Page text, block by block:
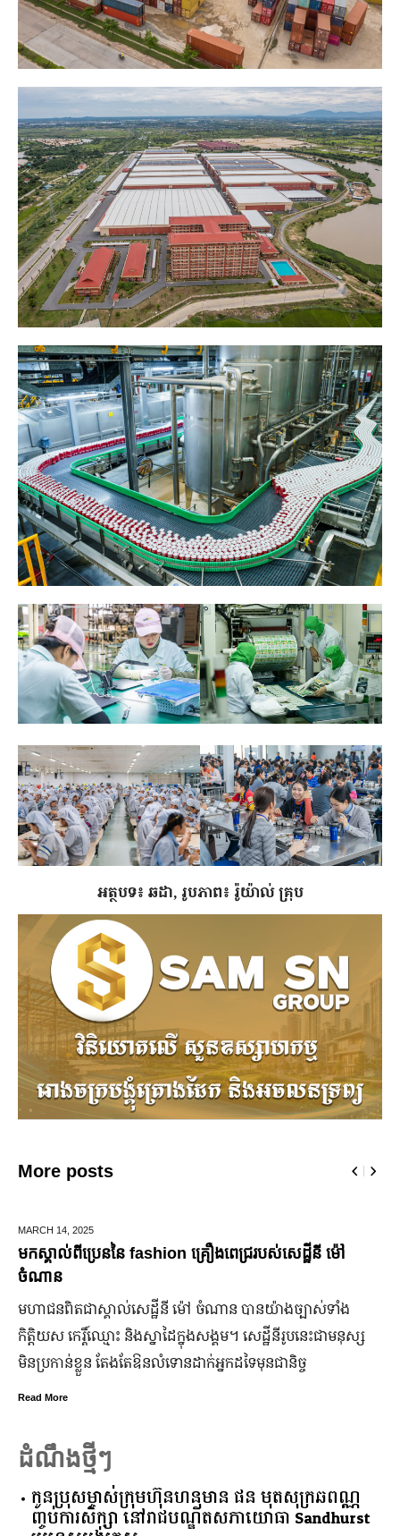
អត្ថបទ៖ ឆដា, រូបភាព៖ រ៉ូយ៉ាល់ គ្រុប
More posts
DECEMBER 28,2025
ឆ្លងឆ្នាំសកល អាជ្ញាធររាជធានីភ្នំពេញ នឹងបើកឱ្យដំណើរការផ្លូវថ្មើរ
ជើងរយៈពេល ៣ថ្ងៃ
ដើម្បីជំរុញ និងលើកកម្ពស់វិស័យទេសចរណ៍នៅរាជធានីភ្នំពេញ ឱ្យ
កាន់តែរស់រវើក ស្របពេលដែលពិភពលោកទាំងមូល នឹង​សាទរឆ្នាំថ្មី
ឆ្នាំសកល ២០២៦នាពេលខាងមុននេះ រដ្ឋបាលរាជធានីភ្នំពេញ
នឹងបើកឱ្យដំណើរការជាធម្មតានូវ “ផ្លូវថ្មើរជើងចតុមុខ” រយៈពេល
Read More
ដំណឹងថ្មីៗ